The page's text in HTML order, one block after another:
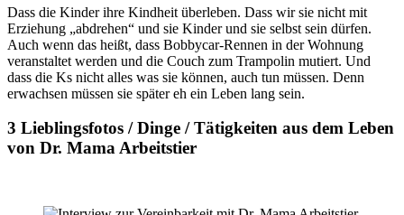
Dass die Kinder ihre Kindheit überleben. Dass wir sie nicht mit
Erziehung „abdrehen“ und sie Kinder und sie selbst sein dürfen.
Auch wenn das heißt, dass Bobbycar-Rennen in der Wohnung
veranstaltet werden und die Couch zum Trampolin mutiert. Und
dass die Ks nicht alles was sie können, auch tun müssen. Denn
erwachsen müssen sie später eh ein Leben lang sein.
3 Lieblingsfotos / Dinge / Tätigkeiten aus dem Leben
von Dr. Mama Arbeitstier